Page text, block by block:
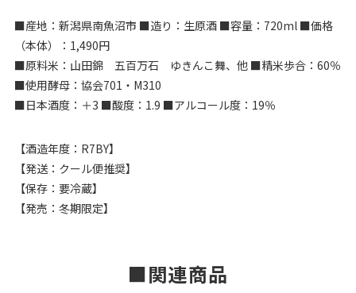
■産地：新潟県南魚沼市 ■造り：生原酒 ■容量：720ml ■価格
（本体）：1,490円
■原料米：山田錦 五百万石 ゆきんこ舞、他 ■精米歩合：60％
■使用酵母：協会701・M310
■日本酒度：＋3 ■酸度：1.9 ■アルコール度：19％
【酒造年度：R7BY】
【発送：クール便推奨】
【保存：要冷蔵】
【発売：冬期限定】
関連商品